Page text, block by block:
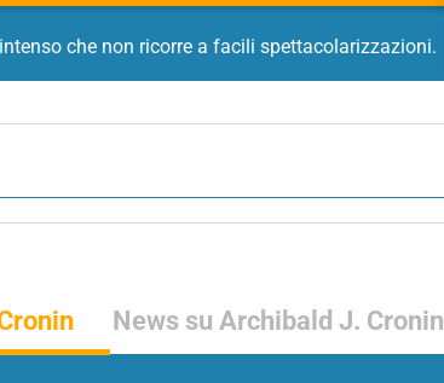
che non ricorre a facili spettacolarizzazioni.
News su Archibald J. Cronin